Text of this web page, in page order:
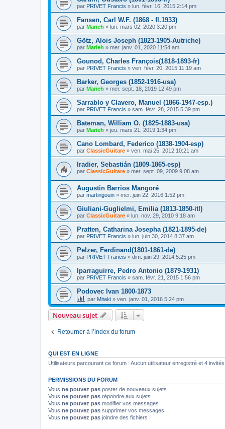
par PRIVET Francis » lun. févr. 16, 2015 2:14 pm
Fansen, Carl W.F. (1868 - fl.1933)
par Marieh » lun. mars 02, 2020 3:20 pm
Götz, Alois Joseph (1823-1905-Autriche)
par Marieh » mer. janv. 01, 2020 11:54 am
Gounod, Charles François(1818-1893-fr)
par PRIVET Francis » ven. févr. 20, 2015 11:19 am
Barker, Georges (1852-1916-usa)
par Marieh » mer. sept. 18, 2019 12:49 pm
Sarrablo y Clavero, Manuel (1866-1947-esp.)
par PRIVET Francis » sam. févr. 28, 2015 5:39 pm
Bateman, William O. (1825-1883-usa)
par Marieh » jeu. mars 21, 2019 1:34 pm
Cano Lombard, Federico (1838-1904-esp)
par ClassicGuitare » ven. mai 25, 2012 10:21 am
Iradier, Sebastián (1809-1865-esp)
par ClassicGuitare » mer. sept. 09, 2009 9:08 am
Augustin Barrios Mangoré
par martingouin » mer. juin 22, 2016 1:52 pm
Giuliani-Guglielmi, Emilia (1813-1850-itl)
par ClassicGuitare » lun. nov. 29, 2010 9:18 am
Pratten, Catharina Josepha (1821-1895-de)
par PRIVET Francis » lun. juin 30, 2014 8:37 am
Pelzer, Ferdinand(1801-1861-de)
par PRIVET Francis » dim. juin 29, 2014 5:25 pm
Iparraguirre, Pedro Antonio (1879-1931)
par PRIVET Francis » sam. févr. 21, 2015 1:56 pm
Podovec Ivan 1800-1873
par Mitaki » ven. janv. 01, 2016 5:24 pm
Nouveau sujet
Retourner à l’index du forum
QUI EST EN LIGNE
Utilisateurs parcourant ce forum : Aucun utilisateur enregistré et 4 invités
PERMISSIONS DU FORUM
Vous ne pouvez pas poster de nouveaux sujets
Vous ne pouvez pas répondre aux sujets
Vous ne pouvez pas modifier vos messages
Vous ne pouvez pas supprimer vos messages
Vous ne pouvez pas joindre des fichiers